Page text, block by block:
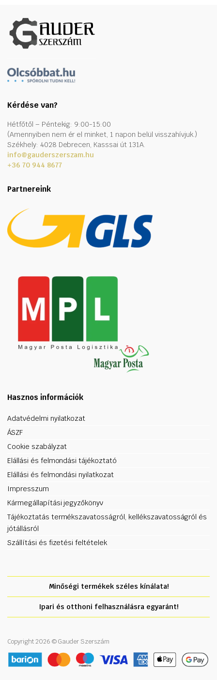
Kérdése van?
Hétfőtől – Péntekig: 9:00-15:00
(Amennyiben nem ér el minket, 1 napon belül visszahívjuk.)
Székhely: 4028 Debrecen, Kasssai út 131A.
info@gauderszerszam.hu
+36 70 944 8677
Partnereink
Hasznos információk
Adatvédelmi nyilatkozat
ÁSZF
Cookie szabályzat
Elállási és felmondási tájékoztató
Elállási és felmondási nyilatkozat
Impresszum
Kármegállapítási jegyzőkönyv
Tájékoztatás termékszavatosságról, kellékszavatosságról és
jótállásról
Szállítási és fizetési feltételek
Minőségi termékek széles kínálata!
Ipari és otthoni felhasználásra egyaránt!
Copyright 2026 © Gauder Szerszám